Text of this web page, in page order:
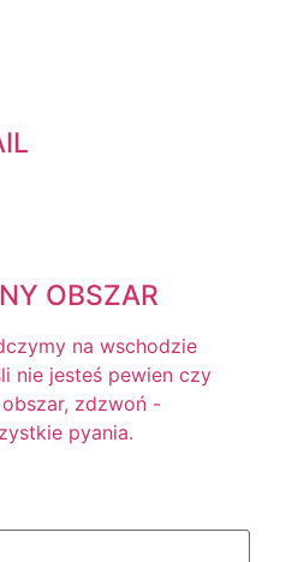
OBSZAR
na wschodzie
nie jesteś pewien czy
zdzwoń -
pyania.